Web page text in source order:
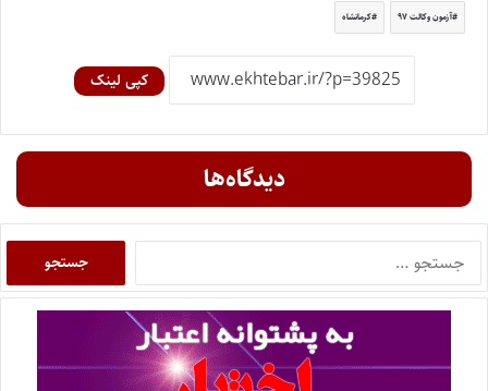
آزمون وکالت ۹۷ کرمانشاه
کپی لینک
دیدگاه‌ها